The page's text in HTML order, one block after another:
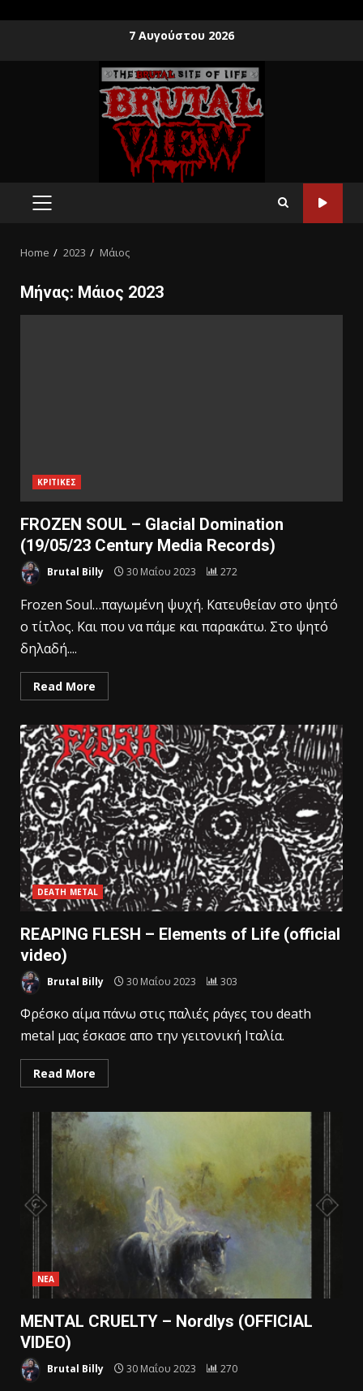
7 Αυγούστου 2026
Home 2023 Μάιος
Μήνας: Μάιος 2023
ΚΡΙΤΙΚΕΣ
FROZEN SOUL – Glacial Domination
(19/05/23 Century Media Records)
Brutal Billy 30 Μαΐου 2023 272
Frozen Soul…παγωμένη ψυχή. Κατευθείαν στο ψητό
ο τίτλος. Και που να πάμε και παρακάτω. Στο ψητό
δηλαδή....
Read More
DEATH METAL
REAPING FLESH – Elements of Life (official
video)
Brutal Billy 30 Μαΐου 2023 303
Φρέσκο αίμα πάνω στις παλιές ράγες του death
metal μας έσκασε απο την γειτονική Ιταλία.
Read More
ΝΕΑ
MENTAL CRUELTY – Nordlys (OFFICIAL
VIDEO)
Brutal Billy 30 Μαΐου 2023 270